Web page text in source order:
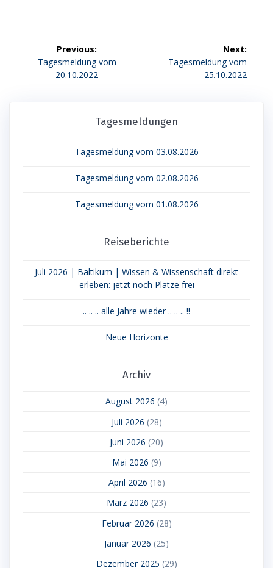
Beitragsnavigation
Previous:
Previous
post:
Tagesmeldung vom
20.10.2022
Next:
Next
Tagesmeldung vom
25.10.2022
Tagesmeldungen
Tagesmeldung vom 03.08.2026
Tagesmeldung vom 02.08.2026
Tagesmeldung vom 01.08.2026
Reiseberichte
Juli 2026 | Baltikum | Wissen & Wissenschaft direkt
erleben: jetzt noch Plätze frei
.. .. .. alle Jahre wieder .. .. .. !!
Neue Horizonte
Archiv
August 2026 (4)
Juli 2026 (28)
Juni 2026 (20)
Mai 2026 (9)
April 2026 (16)
März 2026 (23)
Februar 2026 (28)
Januar 2026 (25)
Dezember 2025 (29)